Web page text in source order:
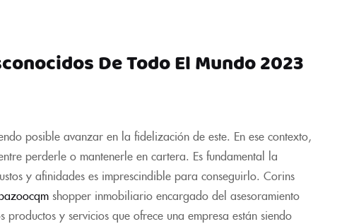
De Todo El Mundo 2023
posible avanzar en la fidelización de este. En ese contexto,
perderle o mantenerle en cartera. Es fundamental la
y afinidades es imprescindible para conseguirlo. Corins
shopper inmobiliario encargado del asesoramiento
y servicios que ofrece una empresa están siendo